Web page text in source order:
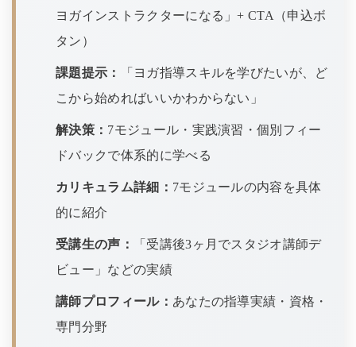
ヨガインストラクターになる」+ CTA（申込ボ
タン）
課題提示：
「ヨガ指導スキルを学びたいが、ど
こから始めればいいかわからない」
解決策： 7モジュール・実践演習・個別フィー
ドバックで体系的に学べる
カリキュラム詳細： 7モジュールの内容を具体
的に紹介
受講生の声：
「受講後3ヶ月でスタジオ講師デ
ビュー」などの実績
講師プロフィール： あなたの指導実績・資格・
専門分野